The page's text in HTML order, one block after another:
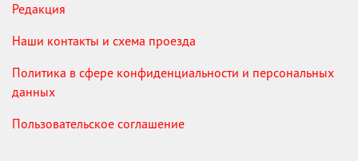
Редакция
Наши контакты и схема проезда
Политика в сфере конфиденциальности и персональных
данных
Пользовательское соглашение